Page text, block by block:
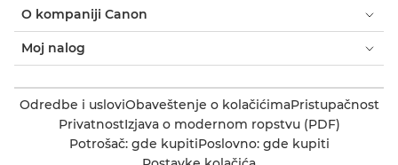
O kompaniji Canon
Moj nalog
Odredbe i usloviObaveštenje o kolačićimaPristupačnost
PrivatnostIzjava o modernom ropstvu (PDF)
Potrošač: gde kupitiPoslovno: gde kupiti